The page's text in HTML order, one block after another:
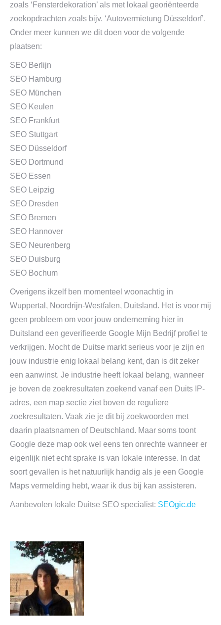
zoals ‘Fensterdekoration’ als met lokaal georiënteerde
zoekopdrachten zoals bijv. ‘Autovermietung Düsseldorf’.
Onder meer kunnen we dit doen voor de volgende
plaatsen:
SEO Berlijn
SEO Hamburg
SEO München
SEO Keulen
SEO Frankfurt
SEO Stuttgart
SEO Düsseldorf
SEO Dortmund
SEO Essen
SEO Leipzig
SEO Dresden
SEO Bremen
SEO Hannover
SEO Neurenberg
SEO Duisburg
SEO Bochum
Overigens ikzelf ben momenteel woonachtig in
Wuppertal, Noordrijn-Westfalen, Duitsland. Het is voor mij
geen probleem om voor jouw onderneming hier in
Duitsland een geverifieerde Google Mijn Bedrijf profiel te
verkrijgen. Mocht de Duitse markt serieus voor je zijn en
jouw industrie enig lokaal belang kent, dan is dit zeker
een aanwinst. Je industrie heeft lokaal belang, wanneer
je boven de zoekresultaten zoekend vanaf een Duits IP-
adres, een map sectie ziet boven de reguliere
zoekresultaten. Vaak zie je dit bij zoekwoorden met
daarin plaatsnamen of Deutschland. Maar soms toont
Google deze map ook wel eens ten onrechte wanneer er
eigenlijk niet echt sprake is van lokale interesse. In dat
soort gevallen is het natuurlijk handig als je een Google
Maps vermelding hebt, waar ik dus bij kan assisteren.
Aanbevolen lokale Duitse SEO specialist: SEOgic.de